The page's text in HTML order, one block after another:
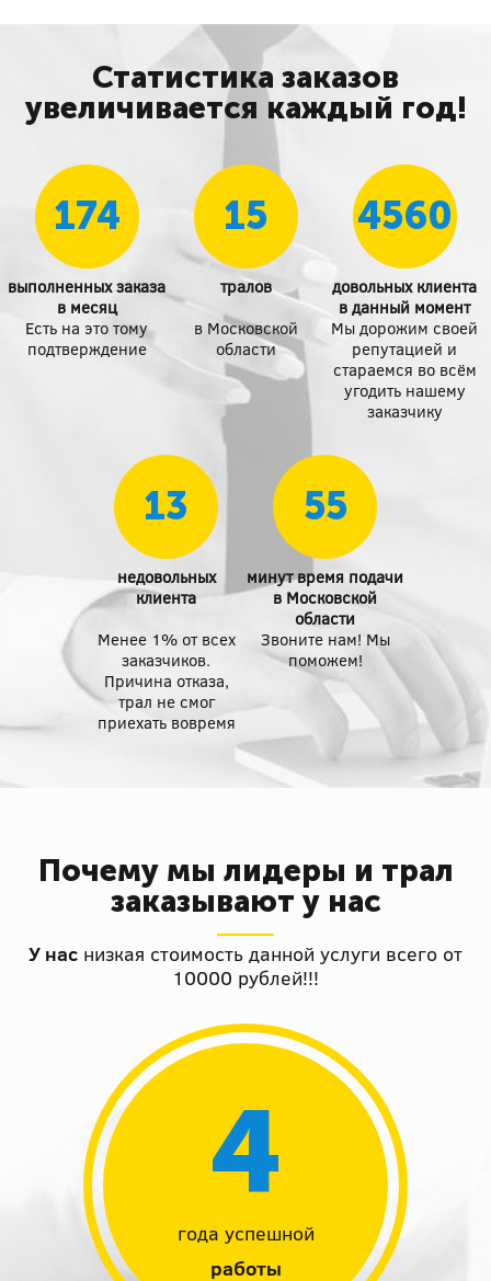
Статистика заказов
увеличивается каждый год!
174
выполненных заказа
в месяц
Есть на это тому
подтверждение
15
тралов
в Московской
области
4560
довольных клиента
в данный момент
Мы дорожим своей
репутацией и
стараемся во всём
угодить нашему
заказчику
13
недовольных
клиента
Менее 1% от всех
заказчиков.
Причина отказа,
трал не смог
приехать вовремя
55
минут время подачи
в Московской
области
Звоните нам! Мы
поможем!
Почему мы лидеры и трал
заказывают у нас
У нас низкая стоимость данной услуги всего от
10000 рублей!!!
4
года успешной
работы